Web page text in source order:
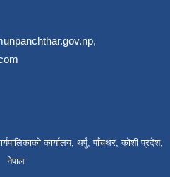
,
कार्यालय, थर्पु, पाँचथर, कोशी प्रदेश,
नेपाल